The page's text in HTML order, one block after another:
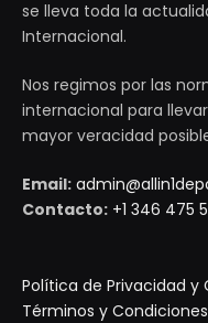
se lleva toda la
Internacional.
Nos regimos por las
internacional para
mayor veracidad
Email:
Contacto: +1 346 475
Política de Privacidad y
Términos y Condiciones